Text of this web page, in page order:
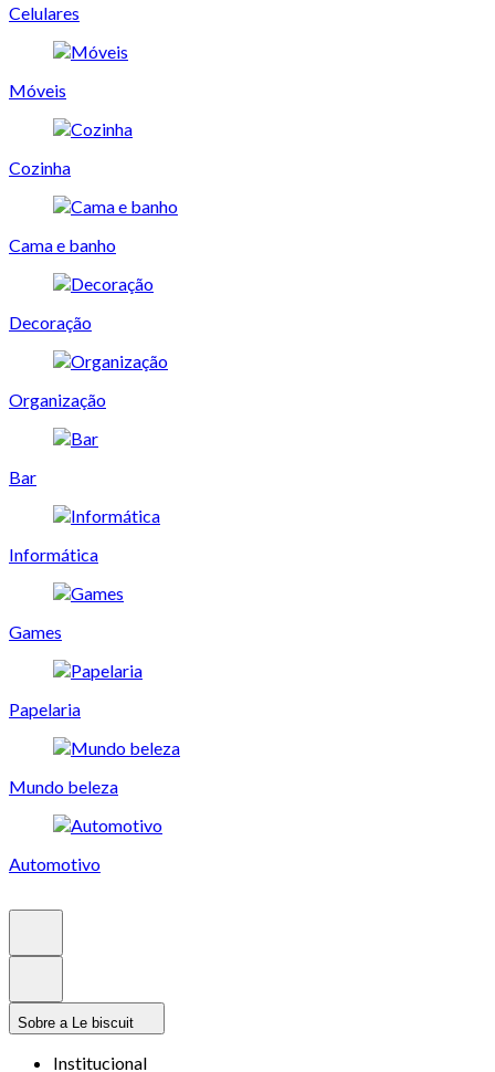
Celulares
Móveis
Cozinha
Cama e banho
Decoração
Organização
Bar
Informática
Games
Papelaria
Mundo beleza
Automotivo
Sobre a Le biscuit
Institucional